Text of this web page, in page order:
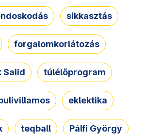
sikkasztás
forgalomkorlátozás
Saiid túlélőprogram
eklektika
teqball Pálfi György